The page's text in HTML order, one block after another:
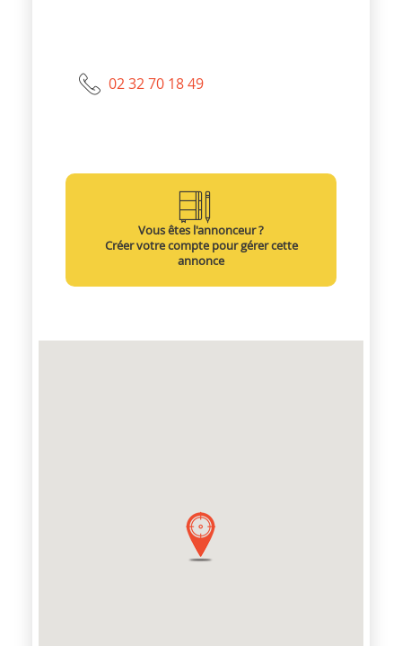
02 32 70 18 49
Vous êtes l'annonceur ?
Créer votre compte pour gérer cette
annonce